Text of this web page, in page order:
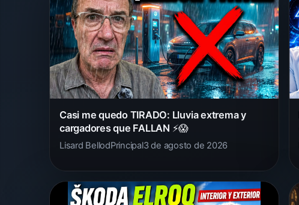
Casi me quedo TIRADO: Lluvia extrema y
cargadores que FALLAN ⚡️😱
Lisard BellodPrincipal3 de agosto de 2026